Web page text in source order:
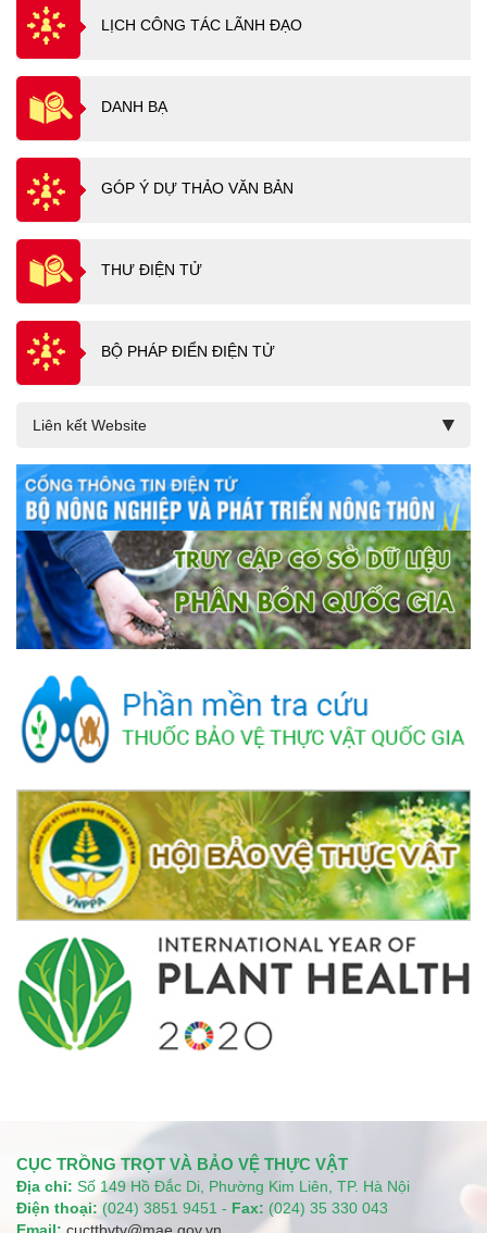
LỊCH CÔNG TÁC LÃNH ĐẠO
DANH BẠ
GÓP Ý DỰ THẢO VĂN BẢN
THƯ ĐIỆN TỬ
BỘ PHÁP ĐIỂN ĐIỆN TỬ
CỤC TRỒNG TRỌT VÀ BẢO VỆ THỰC VẬT
Địa chỉ: Số 149 Hồ Đắc Di, Phường Kim Liên, TP. Hà Nội
Điện thoại: (024) 3851 9451 - Fax: (024) 35 330 043
Email: cucttbvtv@mae.gov.vn